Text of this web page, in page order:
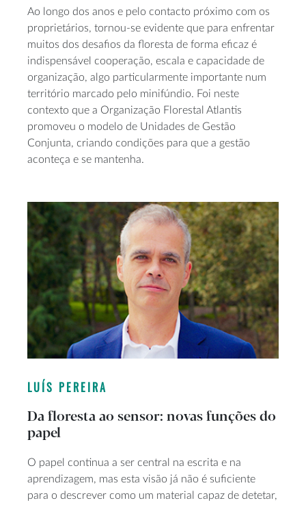
Ao longo dos anos e pelo contacto próximo com os
proprietários, tornou-se evidente que para enfrentar
muitos dos desafios da floresta de forma eficaz é
indispensável cooperação, escala e capacidade de
organização, algo particularmente importante num
território marcado pelo minifúndio. Foi neste
contexto que a Organização Florestal Atlantis
promoveu o modelo de Unidades de Gestão
Conjunta, criando condições para que a gestão
aconteça e se mantenha.
LUÍS PEREIRA
Da floresta ao sensor: novas funções do
papel
O papel continua a ser central na escrita e na
aprendizagem, mas esta visão já não é suficiente
para o descrever como um material capaz de detetar,